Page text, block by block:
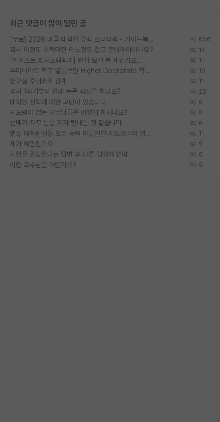
최근 댓글이 많이 달린 글
[무료] 2026 미국 대학원 유학 스타터팩 - 가이드북 & 합격자 컨택메일 템플릿 656
혹시 이정도 스펙이면 어느정도 잡고 준비해야하나요? 14
[카이스트 AI시스템학과] 면접 보신 분 계신가요... 11
우리나라도 학구 열풍보면 Higher Doctorate 학위가 필요하다고 봅니다. 16
연구실 후배와의 관계 11
석사 1학기부터 원래 논문 작성을 하나요? 23
대학원 진학에 대한 고민이 있습니다. 6
지도력이 없는 교수님들은 어떻게 하시나요? 8
선배가 자꾸 논문 저자 탐내는 것 같습니다 6
랩실 대학원생들 모두 능력 미달인건 지도교수의 영향 아닌가? 11
제가 예민한가요 9
지원을 권장한다는 답변 후 다른 랩실에 연락 6
이런 교수님은 어떤가요? 9